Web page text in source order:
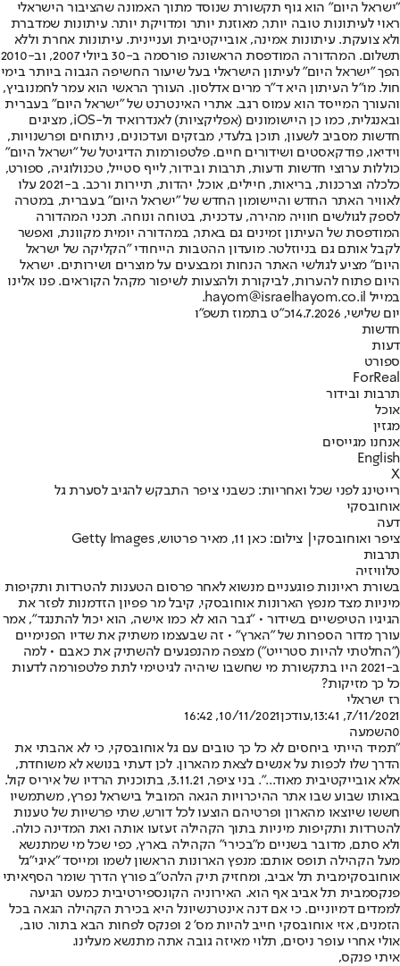
"ישראל היום" הוא גוף תקשורת שנוסד מתוך האמונה שהציבור הישראלי
ראוי לעיתונות טובה יותר, מאוזנת יותר ומדויקת יותר. עיתונות שמדברת
ולא צועקת. עיתונות אמינה, אובייקטיבית ועניינית. עיתונות אחרת וללא
תשלום. המהדורה המודפסת הראשונה פורסמה ב-30 ביולי 2007, וב-2010
הפך "ישראל היום" לעיתון הישראלי בעל שיעור החשיפה הגבוה ביותר בימי
חול. מו"ל העיתון היא ד"ר מרים אדלסון. העורך הראשי הוא עמר לחמנוביץ,
והעורך המייסד הוא עמוס רגב. אתרי האינטרנט של "ישראל היום" בעברית
ובאנגלית, כמו כן היישומונים (אפליקציות) לאנדרואיד ול-iOS, מציגים
חדשות מסביב לשעון, תוכן בלעדי, מבזקים ועדכונים, ניתוחים ופרשנויות,
וידיאו, פודקאסטים ושידורים חיים. פלטפורמות הדיגיטל של "ישראל היום"
כוללות ערוצי חדשות ודעות, תרבות ובידור, לייף סטייל, טכנולוגיה, ספורט,
כלכלה וצרכנות, בריאות, חיילים, אוכל, יהדות, תיירות ורכב. ב-2021 עלו
לאוויר האתר החדש והיישומון החדש של "ישראל היום" בעברית, במטרה
לספק לגולשים חוויה מהירה, עדכנית, בטוחה ונוחה. תכני המהדורה
המודפסת של העיתון זמינים גם באתר, במהדורה יומית מקוונת, ואפשר
לקבל אותם גם בניוזלטר. מועדון ההטבות הייחודי "הקליקה של ישראל
היום" מציע לגולשי האתר הנחות ומבצעים על מוצרים ושירותים. ישראל
היום פתוח להערות, לביקורת ולהצעות לשיפור מקהל הקוראים. פנו אלינו
במייל hayom@israelhayom.co.il.
יום שלישי, 14.7.2026
כ"ט בתמוז תשפ"ו
חדשות
דעות
ספורט
ForReal
תרבות ובידור
אוכל
מגזין
אנחנו מגייסים
English
X
רייטינג לפני שכל ואחריות: כשבני ציפר התבקש להגיב לסערת גל
אוחובסקי
דעה
ציפר ואוחובסקי| צילום: כאן 11, מאיר פרטוש, Getty Images
תרבות
טלוויזיה
בשורת ראיונות פוגעניים מנשוא לאחר פרסום הטענות להטרדות ותקיפות
מיניות מצד מנפץ הארונות אוחובסקי, קיבל מר פפיון הזדמנות לפזר את
הגיגיו הטיפשיים בשידור • "גבר הוא לא כמו אישה, הוא יכול להתנגד", אמר
עורך מדור הספרות של "הארץ" • זה שבעצמו משתיק את שדיו הפנימיים
("החלטתי להיות סטרייט") מצפה מהנפגעים להשתיק את כאבם • למה
ב-2021 היו בתקשורת מי שחשבו שיהיה לגיטימי לתת פלטפורמה לדעות
כל כך מזיקות?
רז ישראלי
7/11/2021, 13:41
,עודכן10/11/2021, 16:42
0השמעה
"תמיד הייתי ביחסים לא כל כך טובים עם גל אוחובסקי, כי לא אהבתי את
הדרך שלו לכפות על אנשים לצאת מהארון. לכן דעתי בנושא לא משוחדת,
אלא אובייקטיבית מאוד...". בני ציפר, 3.11.21, בתוכנית הרדיו של איריס קול.
באותו שבוע שבו אתר ההיכרויות הגאה המוביל בישראל נפרץ, משתמשיו
חששו שיוצאו מהארון ופרטיהם הוצעו לכל דורש, שתי פרשיות של טענות
להטרדות ותקיפות מיניות בתוך הקהילה זעזעו אותה ואת המדינה כולה.
ולא סתם, מדובר בשניים מ"בכירי" הקהילה בארץ, כפי שכל מי שמתנשא
מעל הקהילה תופס אותם: מנפץ הארונות הראשון לשמו ומייסד "איגי"גל
אוחובסקימבית תל אביב, ומחזיק תיק הלהט"ב פורץ הדרך שומר הסףאיתי
פנקסמבית תל אביב אף הוא. האירוניה הקונספירטיבית כמעט הגיעה
לממדים דמיוניים. כי אם דנה אינטרנשיונל היא בכירת הקהילה הגאה בכל
הזמנים, אזי אוחובסקי חייב להיות מס' 2 ופנקס לפחות הבא בתור. טוב,
אולי אחרי עופר ניסים, תלוי מאיזה גובה אתה מתנשא מעלינו.
איתי פנקס,